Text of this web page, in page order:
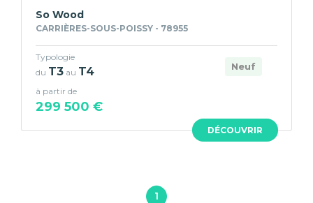
DÉCOUVRIR
So Wood
CARRIÈRES-SOUS-POISSY - 78955
Neuf
Typologie
du T3 au T4
à partir de
299 500 €
1